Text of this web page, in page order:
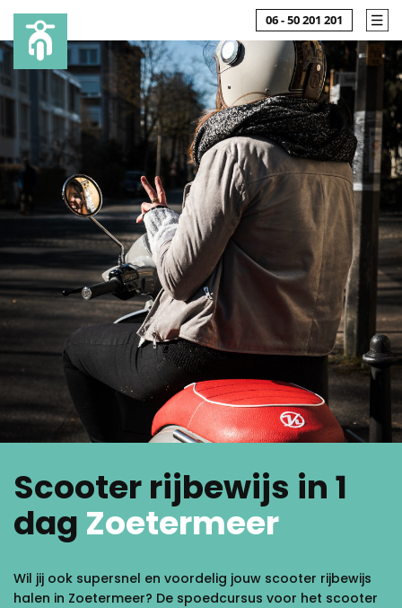
06 - 50 201 201
Scooter rijbewijs in 1
dag Zoetermeer
Wil jij ook supersnel en voordelig jouw scooter rijbewijs
halen in Zoetermeer? De spoedcursus voor het scooter